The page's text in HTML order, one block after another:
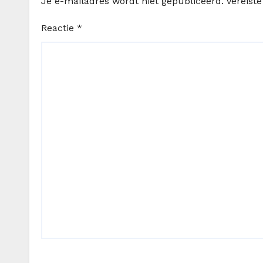
Reactie *